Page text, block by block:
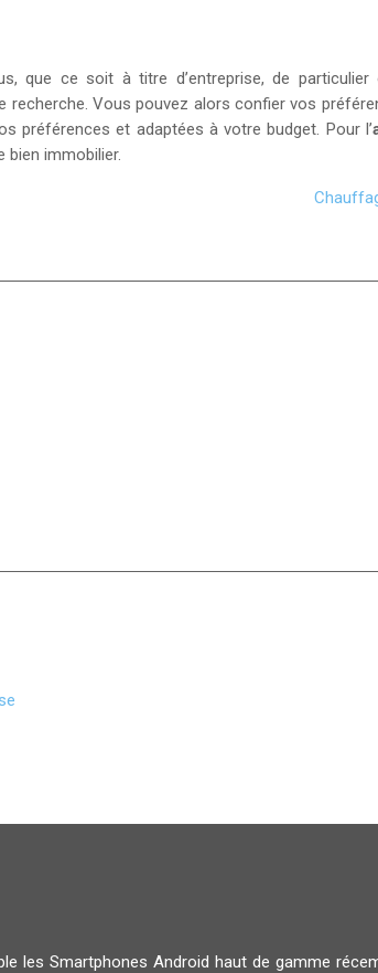
que ce soit à titre d’entreprise, de
Vous pouvez alors confier vos
préférences et adaptées à votre budget. Pour l’
immobilier.
Smartphones Android haut de gamme